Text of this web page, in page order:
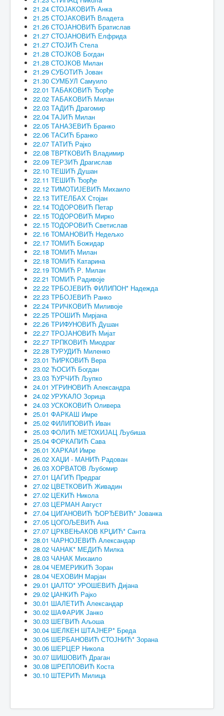
21.24 СТОЈАКОВИЋ Анка
21.25 СТОЈАКОВИЋ Владета
21.26 СТОЈАНОВИЋ Братислав
21.27 СТОЈАНОВИЋ Елфрида
21.27 СТОЈИЋ Стела
21.28 СТОЈКОВ Богдан
21.28 СТОЈКОВ Милан
21.29 СУБОТИЋ Јован
21.30 СУМБУЛ Самуило
22.01 ТАБАКОВИЋ Ђорђе
22.02 ТАБАКОВИЋ Милан
22.03 ТАДИЋ Драгомир
22.04 ТАЈИЋ Милан
22.05 ТАНАЗЕВИЋ Бранко
22.06 ТАСИЋ Бранко
22.07 ТАТИЋ Рајко
22.08 ТВРТКОВИЋ Владимир
22.09 ТЕРЗИЋ Драгислав
22.10 ТЕШИЋ Душан
22.11 ТЕШИЋ Ђорђе
22.12 ТИМОТИЈЕВИЋ Михаило
22.13 ТИТЕЛБАХ Стојан
22.14 ТОДОРОВИЋ Петар
22.15 ТОДОРОВИЋ Мирко
22.15 ТОДОРОВИЋ Светислав
22.16 ТОМАНОВИЋ Недељко
22.17 ТОМИЋ Божидар
22.18 ТОМИЋ Милан
22.18 ТОМИЋ Катарина
22.19 ТОМИЋ Р. Милан
22.21 ТОМИЋ Радивоје
22.22 ТРБОЈЕВИЋ ФИЛИПОН* Надежда
22.23 ТРБОЈЕВИЋ Ранко
22.24 ТРИЧКОВИЋ Миливоје
22.25 ТРОШИЋ Мирјана
22.26 ТРИФУНОВИЋ Душан
22.27 ТРОЈАНОВИЋ Мијат
22.27 ТРПКОВИЋ Миодраг
22.28 ТУРУДИЋ Миленко
23.01 ЋИРКОВИЋ Вера
23.02 ЋОСИЋ Богдан
23.03 ЋУРЧИЋ Љупко
24.01 УГРИНОВИЋ Александра
24.02 УРУКАЛО Зорица
24.03 УСКОКОВИЋ Оливера
25.01 ФАРКАШ Имре
25.02 ФИЛИПОВИЋ Иван
25.03 ФОЛИЋ МЕТОХИЈАЦ Љубиша
25.04 ФОРКАПИЋ Сава
26.01 ХАРКАИ Имре
26.02 ХАЏИ - МАНИЋ Радован
26.03 ХОРВАТОВ Љубомир
27.01 ЦАГИЋ Предраг
27.02 ЦВЕТКОВИЋ Живадин
27.02 ЦЕКИЋ Никола
27.03 ЦЕРМАН Август
27.04 ЦИГАНОВИЋ ЂОРЂЕВИЋ* Јованка
27.05 ЦОГОЉЕВИЋ Ана
27.07 ЦРКВЕЊАКОВ КРЏИЋ* Санта
28.01 ЧАРНОЈЕВИЋ Александар
28.02 ЧАНАК* МЕДИЋ Милка
28.03 ЧАНАК Михаило
28.04 ЧЕМЕРИКИЋ Зоран
28.04 ЧЕХОВИН Марјан
29.01 ЏАЛТО* УРОШЕВИЋ Дијана
29.02 ЏАНКИЋ Рајко
30.01 ШАЛЕТИЋ Александар
30.02 ШАФАРИК Јанко
30.03 ШЕГВИЋ Аљоша
30.04 ШЕЛКЕН ШТАЈНЕР* Бреда
30.05 ШЕРБАНОВИЋ СТОЈНИЋ* Зорана
30.06 ШЕРЦЕР Никола
30.07 ШИШОВИЋ Драган
30.08 ШРЕПЛОВИЋ Коста
30.10 ШТЕРИЋ Милица